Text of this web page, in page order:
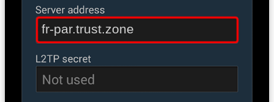
fr-par.trust.zone